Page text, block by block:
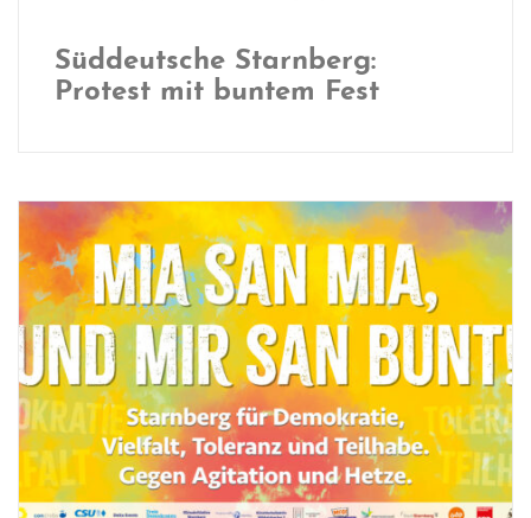
Süddeutsche Starnberg:
Protest mit buntem Fest